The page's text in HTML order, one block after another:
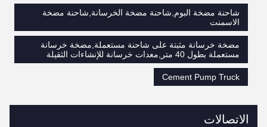
شاحنة مضخة البوم,شاحنة مضخة الخرسانة,شاحنة مضخة
الاسمنت
مضخة خرسانة مثبتة على شاحنة مستعملة,مضخة خرسانة
مستعملة بطول 40 متر,معدات خرسانة للإنشاءات الثقيلة
Cement Pump Truck
الاتصالات